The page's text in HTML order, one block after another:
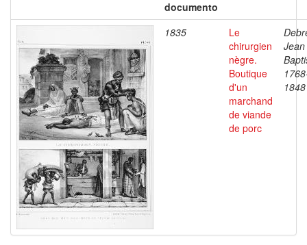
documento
1835
Le
chirurgien
nègre.
Boutique
d'un
marchand
de viande
de porc
Jean
1848